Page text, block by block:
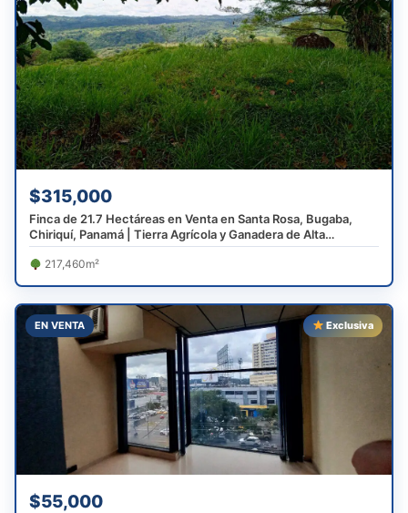
$315,000
Finca de 21.7 Hectáreas en Venta en Santa Rosa, Bugaba,
Chiriquí, Panamá | Tierra Agrícola y Ganadera de Alta
Producción
217,460m²
EN VENTA Exclusiva
$55,000